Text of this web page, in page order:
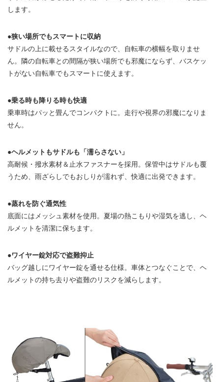
します。
●狭い場所でもスマートに収納
サドルの上に載せるスタイルなので、自転車の横幅を取りませ
ん。隣の自転車との間隔が狭い場所でも邪魔にならず、バスケッ
トがない自転車でもスマートに使えます。
●乗る時も降りる時も快適
乗車時はパッと畳んでコンパクトに。走行や視界の邪魔になりま
せん。
●ヘルメットもサドルも「濡らさない」
高耐候・撥水素材＆止水ファスナーを採用。保管中はサドルも覆
うため、雨ざらしでもおしりが濡れず、快適に出発できます。
●蒸れを防ぐ通気性
底面にはメッシュ素材を使用。夏場の熱こもりや湿気を逃し、ヘ
ルメットを清潔に保ちます。
●ワイヤー錠対応で盗難抑止
バッグ越しにワイヤー錠を通せる仕様。車体とつなぐことで、ヘ
ルメットの持ち去りや盗難のリスクを減らします。